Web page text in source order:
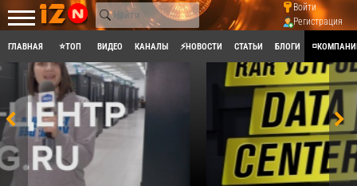
Войти
Регистрация
ГЛАВНАЯ ⭐ТОП ВИДЕО КАНАЛЫ ⚡НОВОСТИ СТАТЬИ БЛОГИ